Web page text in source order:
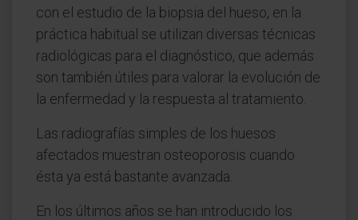
con el estudio de la biopsia del hueso, en la
práctica habitual se utilizan diversas técnicas
radiológicas para el diagnóstico, que además
son también útiles para valorar la evolución de
la enfermedad y la respuesta al tratamiento.
Las radiografías simples de los huesos
afectados muestran osteoporosis cuando
ésta ya está bastante avanzada.
En los últimos años se han introducido los